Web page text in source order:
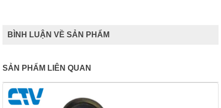
BÌNH LUẬN VỀ SẢN PHẨM
SẢN PHẨM LIÊN QUAN